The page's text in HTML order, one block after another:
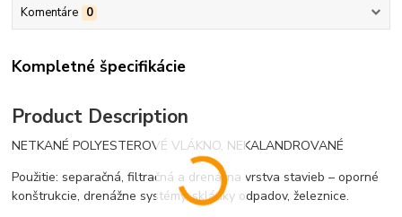
Komentáre 0
Kompletné špecifikácie
Product Description
NETKANÉ POLYESTEROVÉ VLÁKNO, NEKALANDROVANÉ
Použitie: separačná, filtračná a drenážna vrstva stavieb – oporné
konštrukcie, drenážne systémy, skládky odpadov, železnice.